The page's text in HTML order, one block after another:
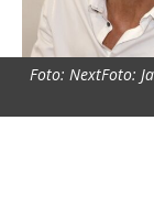
Foto: NextFoto: